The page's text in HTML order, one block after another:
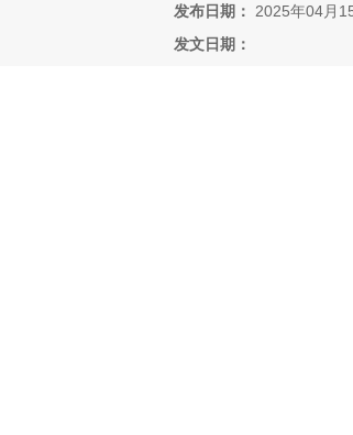
发布日期：
2025年04月
发文日期：